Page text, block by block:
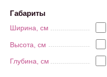
Габариты
Ширина, см
Высота, см
Глубина, см